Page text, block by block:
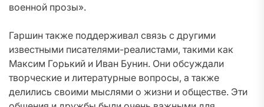
военной прозы».
Гаршин также поддерживал связь с другими
известными писателями-реалистами, такими как
Максим Горький и Иван Бунин. Они обсуждали
творческие и литературные вопросы, а также
делились своими мыслями о жизни и обществе. Эти